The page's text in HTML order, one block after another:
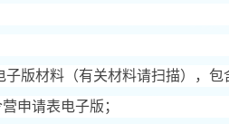
版材料（有关材料请扫描），包
申请表电子版；